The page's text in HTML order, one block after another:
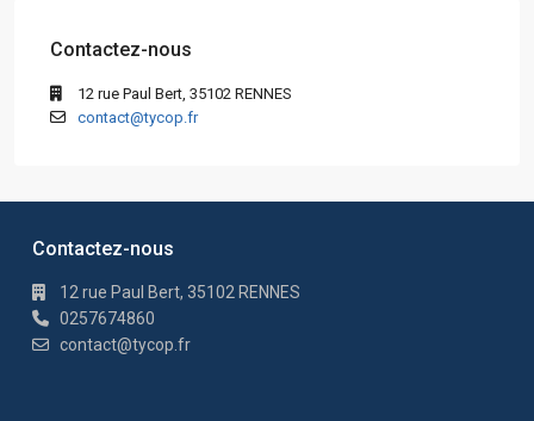
Contactez-nous
12 rue Paul Bert, 35102 RENNES
contact@tycop.fr
Contactez-nous
12 rue Paul Bert, 35102 RENNES
0257674860
contact@tycop.fr